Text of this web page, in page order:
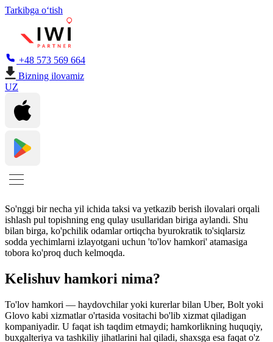
Tarkibga oʻtish
+48 573 569 664
Bizning ilovamiz
UZ
So'nggi bir necha yil ichida taksi va yetkazib berish ilovalari orqali
ishlash pul topishning eng qulay usullaridan biriga aylandi. Shu
bilan birga, ko'pchilik odamlar ortiqcha byurokratik to'siqlarsiz
sodda yechimlarni izlayotgani uchun 'to'lov hamkori' atamasiga
tobora ko'proq duch kelmoqda.
Kelishuv hamkori nima?
To'lov hamkori — haydovchilar yoki kurerlar bilan Uber, Bolt yoki
Glovo kabi xizmatlar o'rtasida vositachi bo'lib xizmat qiladigan
kompaniyadir. U faqat ish taqdim etmaydi; hamkorlikning huquqiy,
buxgalteriya va tashkiliy jihatlarini hal qiladi, shaxsga esa faqat o'z